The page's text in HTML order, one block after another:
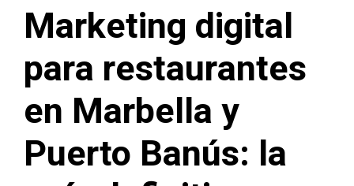
Marketing digital
para restaurantes
en Marbella y
Puerto Banús: la